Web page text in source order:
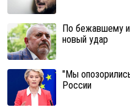
По бежавшему
новый удар
"Мы
России